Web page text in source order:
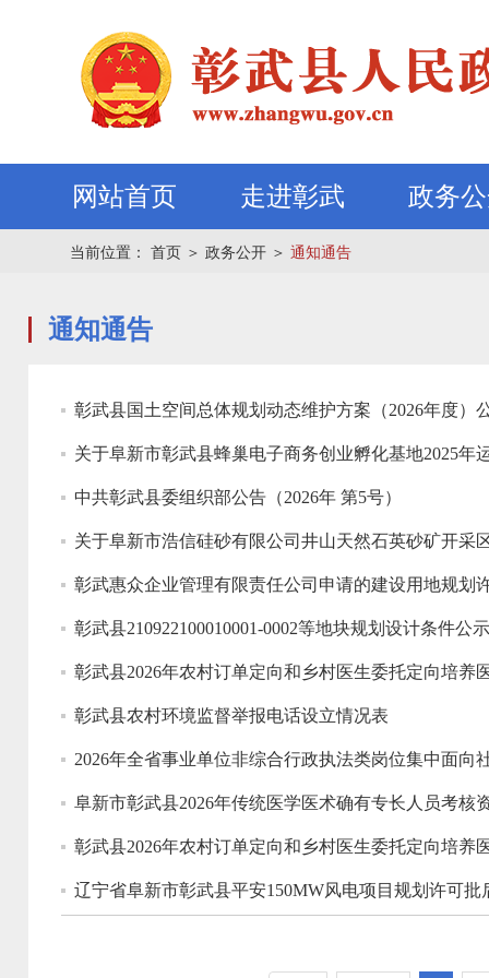
网站首页 走进彰武 政务
当前位置： 首页 ＞ 政务公开 ＞ 通知通告
通知通告
彰武县国土空间总体规划动态维护方案（2026年度）
关于阜新市彰武县蜂巢电子商务创业孵化基地2025年
中共彰武县委组织部公告（2026年 第5号）
关于阜新市浩信硅砂有限公司井山天然石英砂矿开采
彰武惠众企业管理有限责任公司申请的建设用地规划
彰武县210922100010001-0002等地块规划设计条件公示
彰武县2026年农村订单定向和乡村医生委托定向培养
彰武县农村环境监督举报电话设立情况表
2026年全省事业单位非综合行政执法类岗位集中面
阜新市彰武县2026年传统医学医术确有专长人员考核
彰武县2026年农村订单定向和乡村医生委托定向培养
辽宁省阜新市彰武县平安150MW风电项目规划许可批